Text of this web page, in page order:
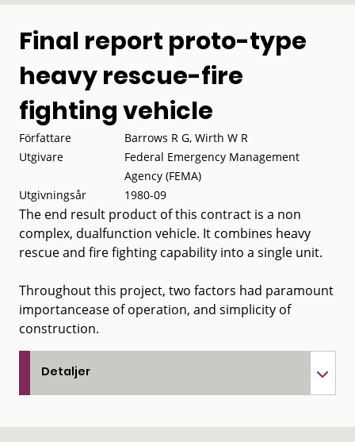
Final report proto-type
heavy rescue-fire
fighting vehicle
Författare
Barrows R G, Wirth W R
Utgivare
Federal Emergency Management
Agency (FEMA)
Utgivningsår
1980-09
The end result product of this contract is a non
complex, dualfunction vehicle. It combines heavy
rescue and fire fighting capability into a single unit.
Throughout this project, two factors had paramount
importancease of operation, and simplicity of
construction.
Detaljer